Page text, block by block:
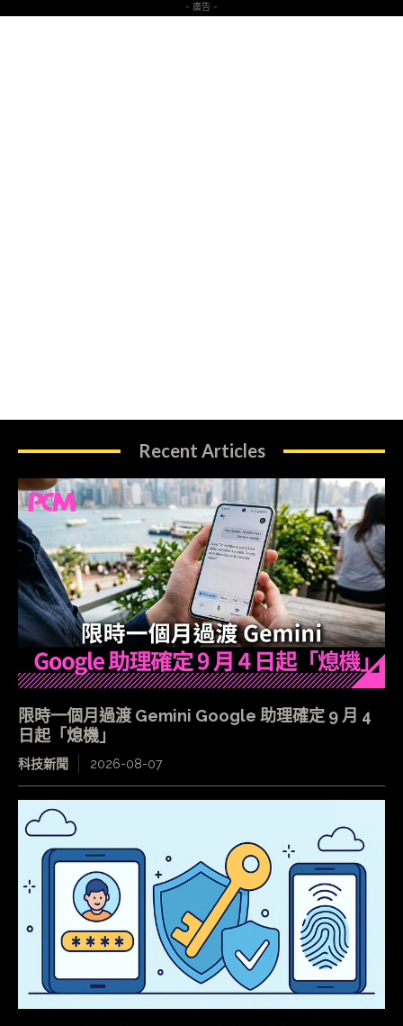
- 廣告 -
Recent Articles
限時一個月過渡 Gemini Google 助理確定 9 月 4
日起「熄機」
科技新聞 2026-08-07